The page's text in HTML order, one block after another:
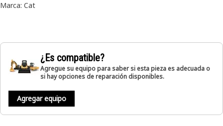
Marca: Cat
¿Es compatible?
Agregue su equipo para saber si esta pieza es adecuada o
si hay opciones de reparación disponibles.
Agregar equipo